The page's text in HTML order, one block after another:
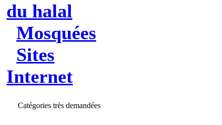
du halal
Mosquées
Sites
Internet
Catégories très demandées